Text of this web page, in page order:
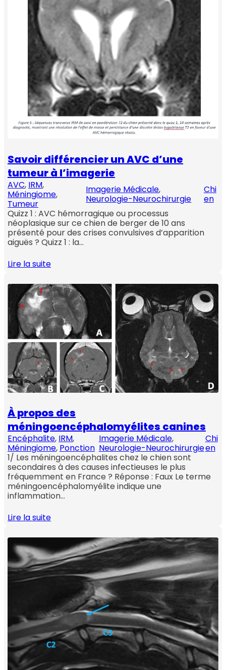
Savoir différencier un AVC d’une
tumeur à l’imagerie
AVC, IRM,
Méningiome,
Tumeur
Imagerie Médicale,
Neurologie-Neurochirurgie
Chi
en
Quizz 1 : AVC hémorragique ou processus
néoplasique sur ce chien de berger de 10 ans
présenté pour des crises convulsives d’apparition
aiguës ? Quizz 1 : la…
Lire la suite
À propos des
méningoencéphalomyélites canines
Encéphalite, IRM,
Méningiome, Ponction
Imagerie Médicale,
Neurologie-Neurochirurgie
Chi
en
1/ Les méningoencéphalites chez le chien sont
secondaires à des causes infectieuses le plus
fréquemment en France ? Réponse : Faux Le terme
méningoencéphalomyélite indique une
inflammation…
Lire la suite